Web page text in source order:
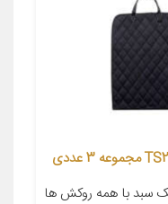
سبد با همه روکش ها